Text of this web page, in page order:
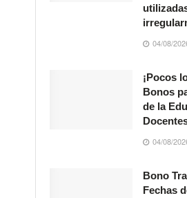
04/08/
¡Pocos
Bonos
de la
04/08/
Bono
Fechas